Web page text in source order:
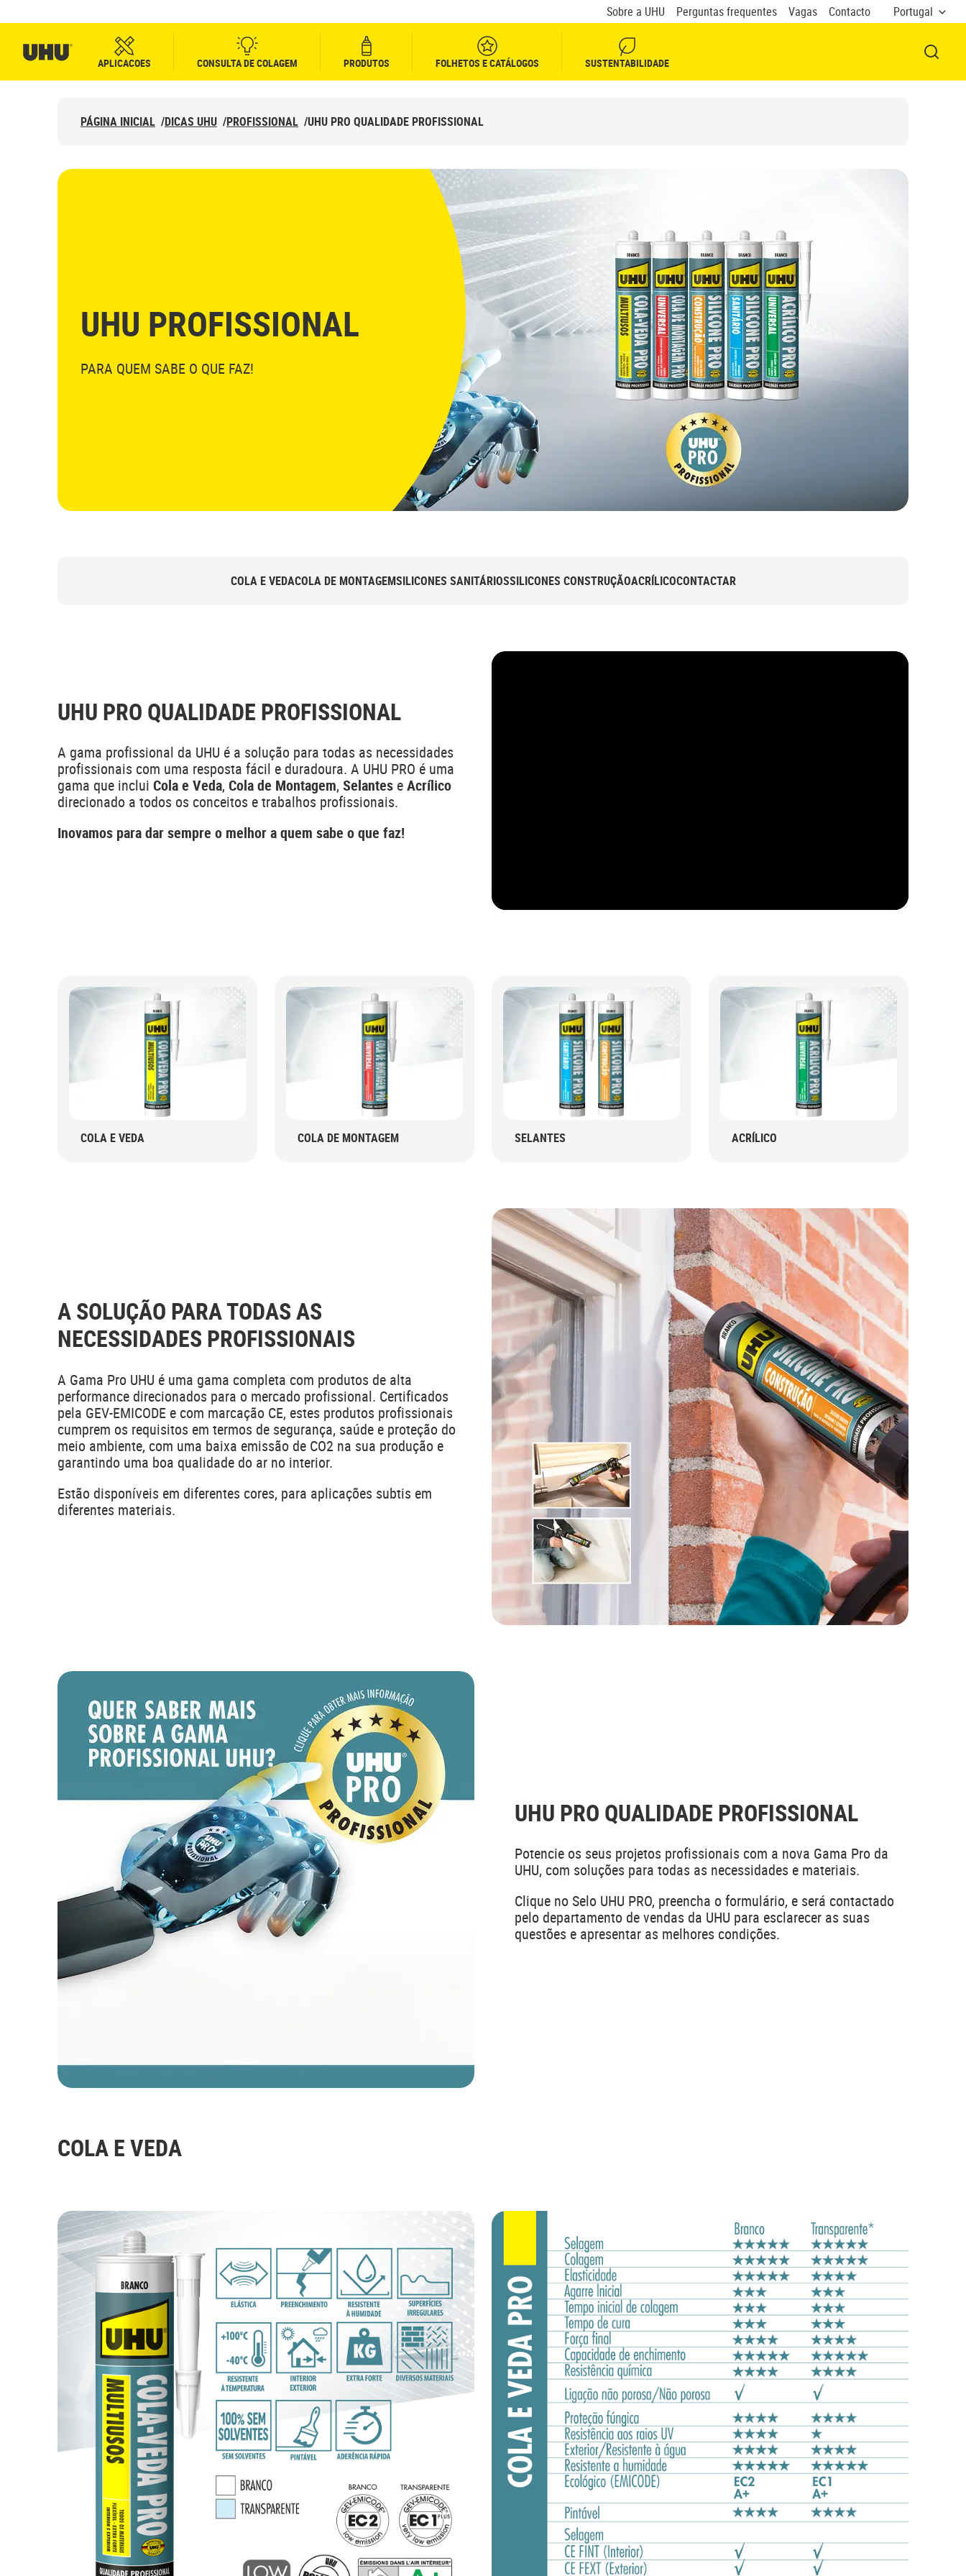
Sobre a UHU Perguntas frequentes Vagas Contacto Portugal
APLICACOES CONSULTA DE COLAGEM PRODUTOS FOLHETOS E CATÁLOGOS SUSTENTABILIDADE ABRIR
PÁGINA INICIAL /DICAS UHU /PROFISSIONAL /UHU PRO QUALIDADE PROFISSIONAL
UHU PROFISSIONAL
PARA QUEM SABE O QUE FAZ!
COLA E VEDACOLA DE MONTAGEMSILICONES SANITÁRIOSSILICONES CONSTRUÇÃOACRÍLICOCONTACTAR
UHU PRO QUALIDADE PROFISSIONAL
A gama profissional da UHU é a solução para todas as necessidades
profissionais com uma resposta fácil e duradoura. A UHU PRO é uma
gama que inclui Cola e Veda, Cola de Montagem, Selantes eAcrílico
direcionado a todos os conceitos e trabalhos profissionais.
Inovamos para dar sempre o melhor a quem sabe o que faz!
COLA E VEDA COLA DE MONTAGEM SELANTES ACRÍLICO
A SOLUÇÃO PARA TODAS AS
NECESSIDADES PROFISSIONAIS
A Gama Pro UHU é uma gama completa com produtos de alta
performance direcionados para o mercado profissional. Certificados
pela GEV-EMICODE e com marcação CE, estes produtos profissionais
cumprem os requisitos em termos de segurança, saúde e proteção do
meio ambiente, com uma baixa emissão de CO2 na sua produção e
garantindo uma boa qualidade do ar no interior.
Estão disponíveis em diferentes cores, para aplicações subtis em
diferentes materiais.
UHU PRO QUALIDADE PROFISSIONAL
Potencie os seus projetos profissionais com a nova Gama Pro da
UHU, com soluções para todas as necessidades e materiais.
Clique no Selo UHU PRO, preencha o formulário, e será contactado
pelo departamento de vendas da UHU para esclarecer as suas
questões e apresentar as melhores condições.
COLA E VEDA